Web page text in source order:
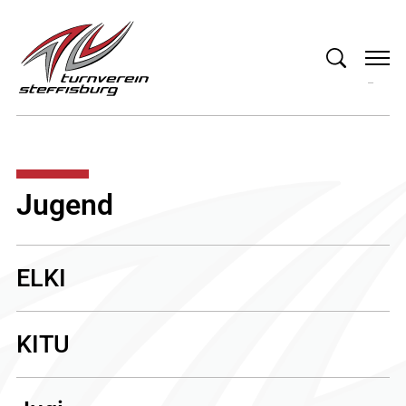
Jugend
ELKI
KITU